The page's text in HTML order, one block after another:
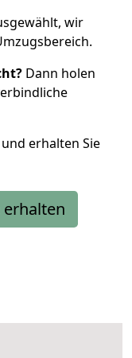
wir
Dann holen
erhalten Sie
erhalten